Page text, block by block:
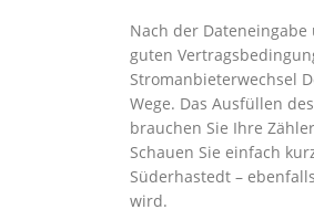
Nach der
guten
Stromanbieterwechsel
Wege. Das Ausfüllen
brauchen Sie Ihre
Schauen Sie einfach
Süderhastedt –
wird.